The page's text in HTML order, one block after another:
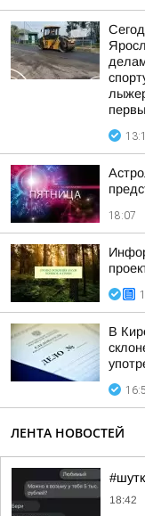
18:07
В
ЛЕНТА НОВОСТЕЙ
18:42